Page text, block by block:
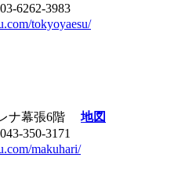
6262-3983
tokyoyaesu/
ナ幕張6階 地図
350-3171
makuhari/